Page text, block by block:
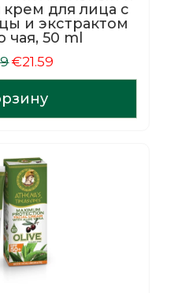
для лица с
и экстрактом
чая, 50 ml
Первоначальная
цена
составляла
€23.99.
€21.59
цена: